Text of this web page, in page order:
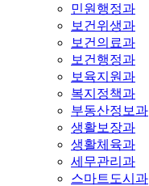
민원행정과
보건위생과
보건의료과
보건행정과
보육지원과
복지정책과
부동산정보과
생활보장과
생활체육과
세무관리과
스마트도시과